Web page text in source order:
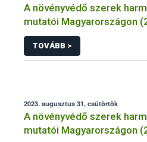
A növényvédő szerek
mutatói Magyarországon
TOVÁBB >
2023. augusztus 31, csütörtök
A növényvédő szerek
mutatói Magyarországon